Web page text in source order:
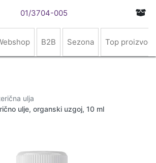
01/3704-005
B2B Sezona Top proizvodi
ulja
ulje, organski uzgoj, 10 ml